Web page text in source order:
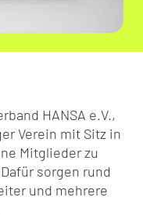
HANSA e.V.,
Verein mit Sitz in
Mitglieder zu
sorgen rund
und mehrere